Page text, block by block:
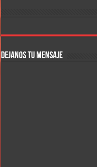
DEJANOS TU MENSAJE